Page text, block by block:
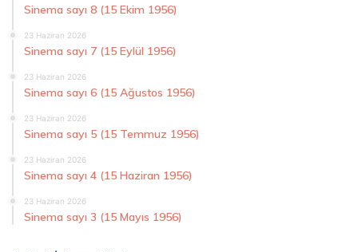
Sinema sayı 8 (15 Ekim 1956)
23 Haziran 2026
Sinema sayı 7 (15 Eylül 1956)
23 Haziran 2026
Sinema sayı 6 (15 Ağustos 1956)
23 Haziran 2026
Sinema sayı 5 (15 Temmuz 1956)
23 Haziran 2026
Sinema sayı 4 (15 Haziran 1956)
23 Haziran 2026
Sinema sayı 3 (15 Mayıs 1956)